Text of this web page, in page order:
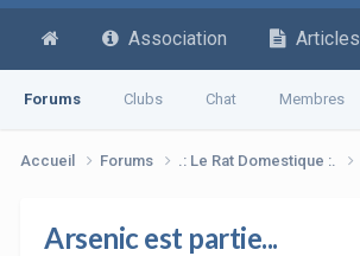
Association Articles
Forums Clubs Chat Membres
Accueil Forums .: Le Rat Domestique :.
Arsenic est partie...